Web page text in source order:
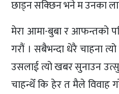
छाड्न सक्छिन भने म उनका
मेरा आमा-बुबा र आफन्तको
गरौं । सबैभन्दा धेरै चाहना
उसलाई त्यो खबर सुनाउन
चाहन्थेँ कि हेर त मैले विवाह